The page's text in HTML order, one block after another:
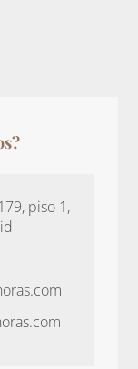
piso 1,